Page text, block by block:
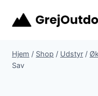
Hjem / Shop / Udstyr /
Sav